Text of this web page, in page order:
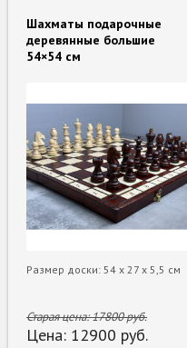
Шахматы подарочные
деревянные большие
54×54 см
Размер доски: 54 х 27 х 5,5 см
Старая цена:17800руб.
Цена: 12900 руб.